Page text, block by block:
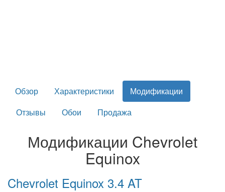
Обзор Характеристики
Модификации
Отзывы
Обои Продажа
Модификации Chevrolet
Equinox
Chevrolet Equinox 3.4 AT